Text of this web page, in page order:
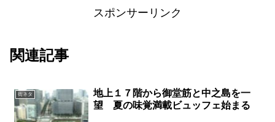
スポンサーリンク
関連記事
街ネタ
地上１７階から御堂筋と中之島を一
望 夏の味覚満載ビュッフェ始まる